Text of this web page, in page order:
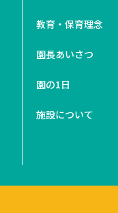
教育・保育理念
園長あいさつ
園の1日
施設について